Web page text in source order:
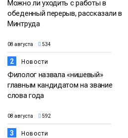
Можно ли уходить с работы в
обеденный перерыв, рассказали в
Минтруда
08 августа 534
2 Новости
Филолог назвала «нишевый»
главным кандидатом на звание
слова года
08 августа 592
3 Новости